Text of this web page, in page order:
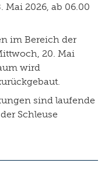
Mai 2026, ab 06.00
im Bereich der
20. Mai
wird
sind laufende
Schleuse